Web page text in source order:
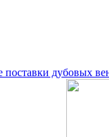
дубовых